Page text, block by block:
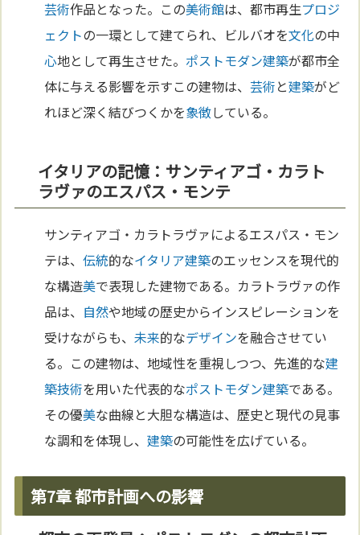
芸術作品となった。この美術館は、都市再生プロジ
ェクトの一環として建てられ、ビルバオを文化の中
心地として再生させた。 ポストモダン建築が都市全
体に与える影響を示すこの建物は、芸術と建築がど
れほど深く結びつくかを象徴している。
イタリアの記憶：サンティアゴ・カラト
ラヴァのエスパス・モンテ
サンティアゴ・カラトラヴァによるエスパス・モン
テは、伝統的なイタリア建築のエッセンスを現代的
な構造美で表現した建物である。カラトラヴァの作
品は、 自然や地域の歴史からインスピレーションを
受けながらも、未来的なデザインを融合させてい
る。この建物は、地域性を重視しつつ、先進的な建
築技術を用いた代表的なポストモダン建築である。
その優美な曲線と大胆な構造は、歴史と現代の見事
な調和を体現し、建築の可能性を広げている。
第7章 都市計画への影響